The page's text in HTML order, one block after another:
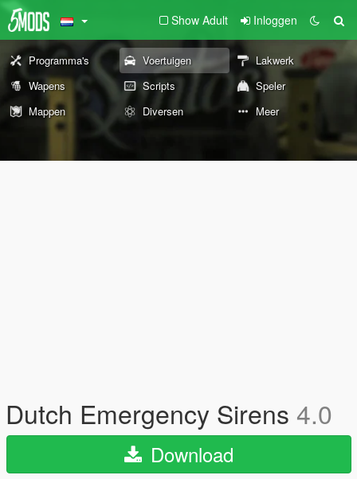
Show Adult Inloggen
Programma's Voertuigen
Lakwerk
Wapens
Scripts
Speler
Mappen
Diversen Meer
Dutch Emergency Sirens 4.0
Download